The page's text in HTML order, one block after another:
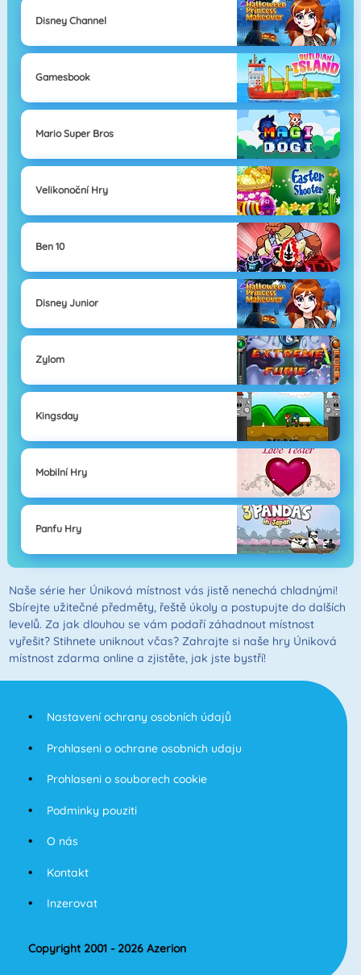
Disney Channel
Gamesbook
Mario Super Bros
Velikonoční Hry
Ben 10
Disney Junior
Zylom
Kingsday
Mobilní Hry
Panfu Hry
Naše série her Úniková místnost vás jistě nenechá chladnými!
Sbírejte užitečné předměty, řeště úkoly a postupujte do dalších
levelů. Za jak dlouhou se vám podaří záhadnout místnost
vyřešit? Stihnete uniknout včas? Zahrajte si naše hry Úniková
místnost zdarma online a zjistěte, jak jste bystří!
Nastavení ochrany osobních údajů
Prohlaseni o ochrane osobnich udaju
Prohlaseni o souborech cookie
Podminky pouziti
O nás
Kontakt
Inzerovat
Copyright 2001 - 2026 Azerion